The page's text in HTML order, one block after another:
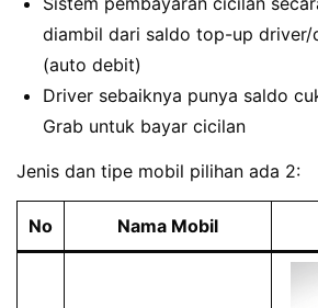
diambil dari saldo top-up
(auto debit)
Driver sebaiknya punya saldo
Grab untuk bayar cicilan
Jenis dan tipe mobil pilihan ada 2:
No Nama Mobil